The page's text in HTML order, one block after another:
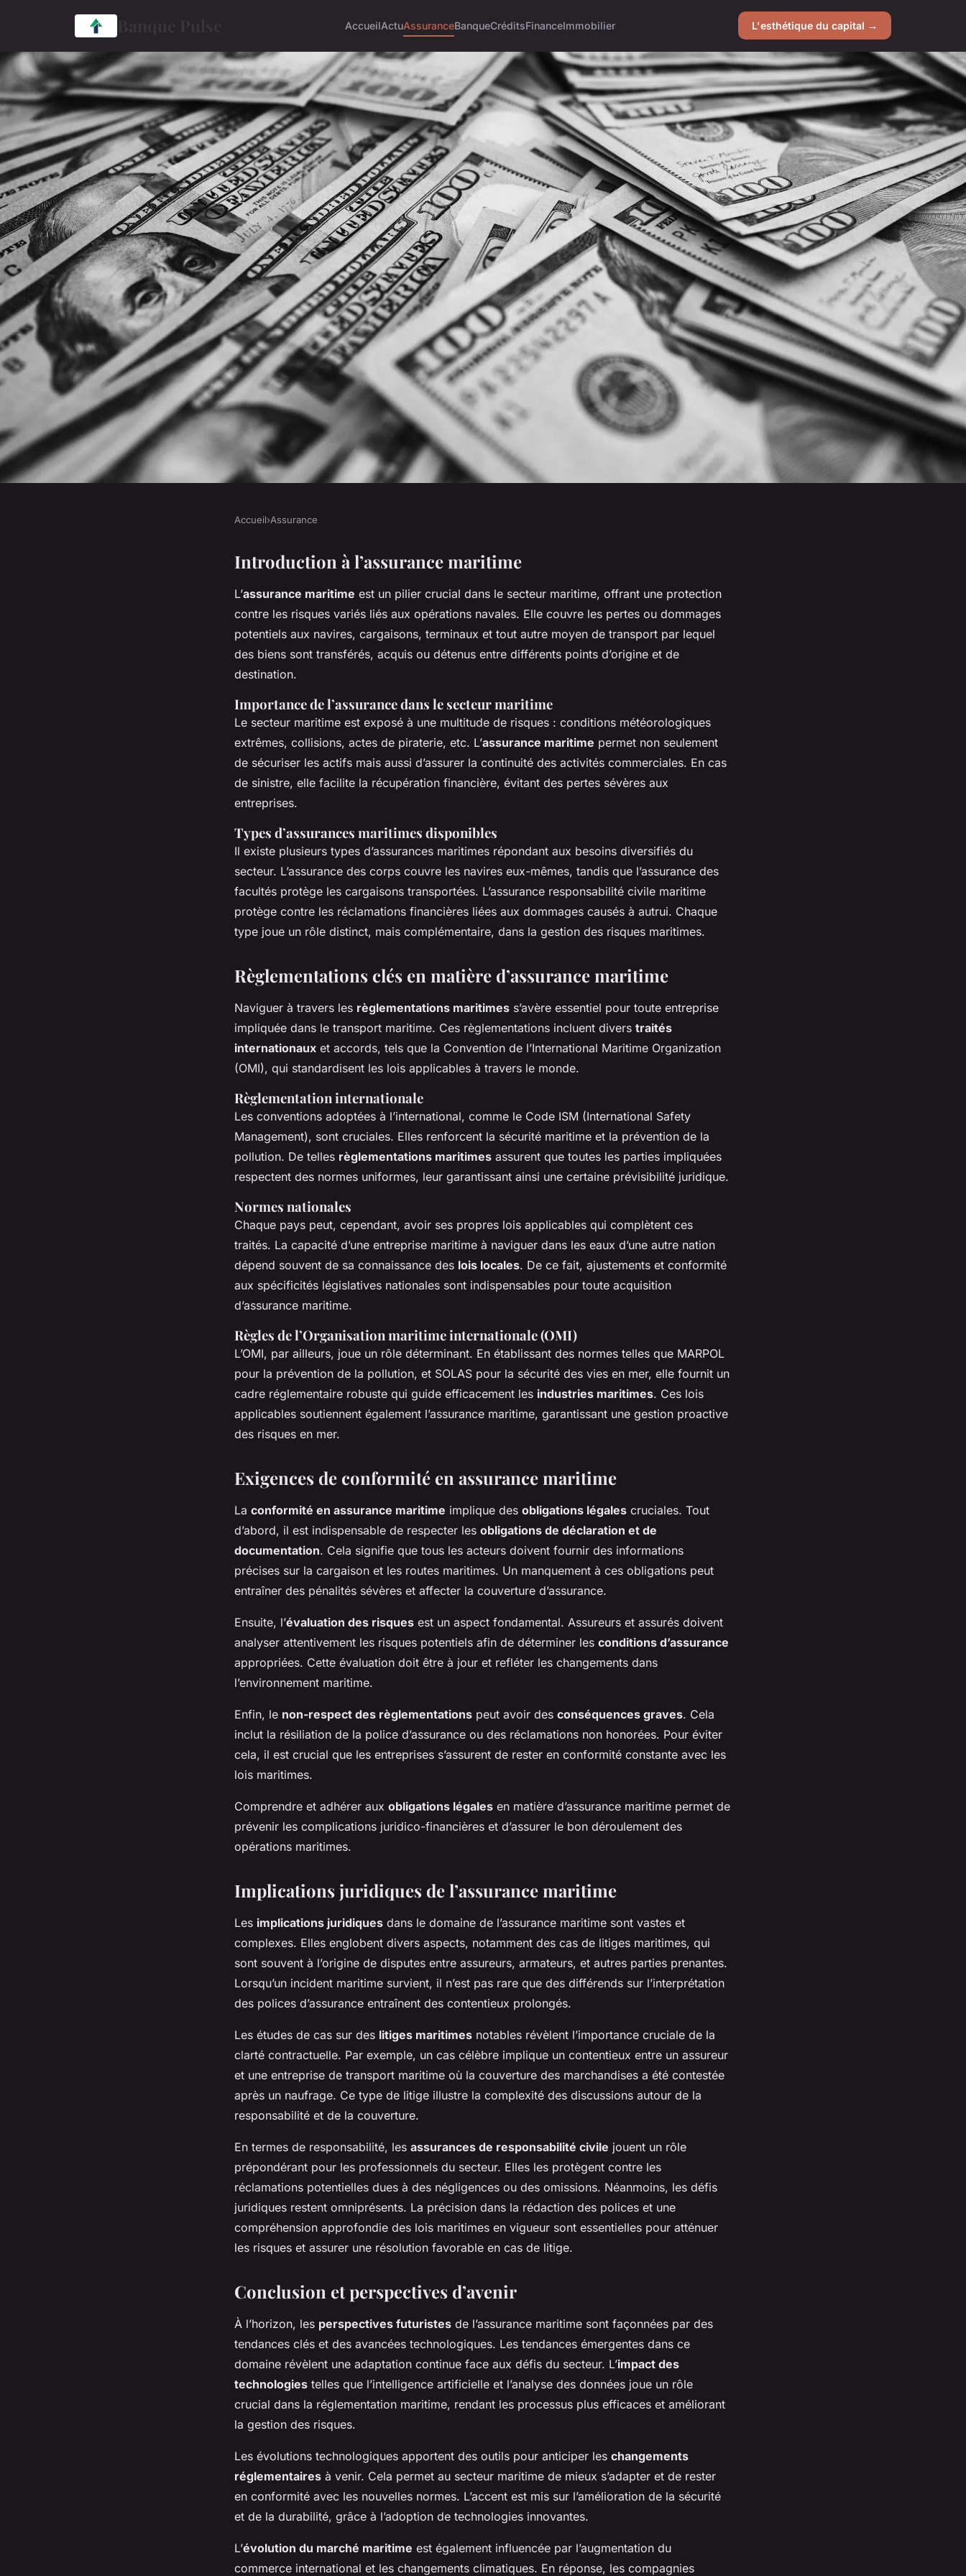
AccueilActuAssuranceBanqueCréditsFinanceImmobilier L'esthétique du capital →
Assurance maritime et droit : les
règlementations à connaître
Accueil›Assurance
Introduction à l’assurance maritime
L’assurance maritime est un pilier crucial dans le secteur maritime, offrant une protection
contre les risques variés liés aux opérations navales. Elle couvre les pertes ou dommages
potentiels aux navires, cargaisons, terminaux et tout autre moyen de transport par lequel
des biens sont transférés, acquis ou détenus entre différents points d’origine et de
destination.
Importance de l’assurance dans le secteur maritime
Le secteur maritime est exposé à une multitude de risques : conditions météorologiques
extrêmes, collisions, actes de piraterie, etc. L’assurance maritime permet non seulement
de sécuriser les actifs mais aussi d’assurer la continuité des activités commerciales. En cas
de sinistre, elle facilite la récupération financière, évitant des pertes sévères aux
entreprises.
Types d’assurances maritimes disponibles
Il existe plusieurs types d’assurances maritimes répondant aux besoins diversifiés du
secteur. L’assurance des corps couvre les navires eux-mêmes, tandis que l’assurance des
facultés protège les cargaisons transportées. L’assurance responsabilité civile maritime
protège contre les réclamations financières liées aux dommages causés à autrui. Chaque
type joue un rôle distinct, mais complémentaire, dans la gestion des risques maritimes.
Règlementations clés en matière d’assurance maritime
Naviguer à travers les règlementations maritimes s’avère essentiel pour toute entreprise
impliquée dans le transport maritime. Ces règlementations incluent divers traités
internationaux et accords, tels que la Convention de l’International Maritime Organization
(OMI), qui standardisent les lois applicables à travers le monde.
Règlementation internationale
Les conventions adoptées à l’international, comme le Code ISM (International Safety
Management), sont cruciales. Elles renforcent la sécurité maritime et la prévention de la
pollution. De telles règlementations maritimes assurent que toutes les parties impliquées
respectent des normes uniformes, leur garantissant ainsi une certaine prévisibilité juridique.
Normes nationales
Chaque pays peut, cependant, avoir ses propres lois applicables qui complètent ces
traités. La capacité d’une entreprise maritime à naviguer dans les eaux d’une autre nation
dépend souvent de sa connaissance des lois locales. De ce fait, ajustements et conformité
aux spécificités législatives nationales sont indispensables pour toute acquisition
d’assurance maritime.
Règles de l’Organisation maritime internationale (OMI)
L’OMI, par ailleurs, joue un rôle déterminant. En établissant des normes telles que MARPOL
pour la prévention de la pollution, et SOLAS pour la sécurité des vies en mer, elle fournit un
cadre réglementaire robuste qui guide efficacement les industries maritimes. Ces lois
applicables soutiennent également l’assurance maritime, garantissant une gestion proactive
des risques en mer.
Exigences de conformité en assurance maritime
La conformité en assurance maritime implique des obligations légales cruciales. Tout
d’abord, il est indispensable de respecter les obligations de déclaration et de
documentation. Cela signifie que tous les acteurs doivent fournir des informations
précises sur la cargaison et les routes maritimes. Un manquement à ces obligations peut
entraîner des pénalités sévères et affecter la couverture d’assurance.
Ensuite, l’évaluation des risques est un aspect fondamental. Assureurs et assurés doivent
analyser attentivement les risques potentiels afin de déterminer les conditions d’assurance
appropriées. Cette évaluation doit être à jour et refléter les changements dans
l’environnement maritime.
Enfin, le non-respect des règlementations peut avoir des conséquences graves. Cela
inclut la résiliation de la police d’assurance ou des réclamations non honorées. Pour éviter
cela, il est crucial que les entreprises s’assurent de rester en conformité constante avec les
lois maritimes.
Comprendre et adhérer aux obligations légales en matière d’assurance maritime permet de
prévenir les complications juridico-financières et d’assurer le bon déroulement des
opérations maritimes.
Implications juridiques de l’assurance maritime
Les implications juridiques dans le domaine de l’assurance maritime sont vastes et
complexes. Elles englobent divers aspects, notamment des cas de litiges maritimes, qui
sont souvent à l’origine de disputes entre assureurs, armateurs, et autres parties prenantes.
Lorsqu’un incident maritime survient, il n’est pas rare que des différends sur l’interprétation
des polices d’assurance entraînent des contentieux prolongés.
Les études de cas sur des litiges maritimes notables révèlent l’importance cruciale de la
clarté contractuelle. Par exemple, un cas célèbre implique un contentieux entre un assureur
et une entreprise de transport maritime où la couverture des marchandises a été contestée
après un naufrage. Ce type de litige illustre la complexité des discussions autour de la
responsabilité et de la couverture.
En termes de responsabilité, les assurances de responsabilité civile jouent un rôle
prépondérant pour les professionnels du secteur. Elles les protègent contre les
réclamations potentielles dues à des négligences ou des omissions. Néanmoins, les défis
juridiques restent omniprésents. La précision dans la rédaction des polices et une
compréhension approfondie des lois maritimes en vigueur sont essentielles pour atténuer
les risques et assurer une résolution favorable en cas de litige.
Conclusion et perspectives d’avenir
À l’horizon, les perspectives futuristes de l’assurance maritime sont façonnées par des
tendances clés et des avancées technologiques. Les tendances émergentes dans ce
domaine révèlent une adaptation continue face aux défis du secteur. L’impact des
technologies telles que l’intelligence artificielle et l’analyse des données joue un rôle
crucial dans la réglementation maritime, rendant les processus plus efficaces et améliorant
la gestion des risques.
Les évolutions technologiques apportent des outils pour anticiper les changements
réglementaires à venir. Cela permet au secteur maritime de mieux s’adapter et de rester
en conformité avec les nouvelles normes. L’accent est mis sur l’amélioration de la sécurité
et de la durabilité, grâce à l’adoption de technologies innovantes.
L’évolution du marché maritime est également influencée par l’augmentation du
commerce international et les changements climatiques. En réponse, les compagnies